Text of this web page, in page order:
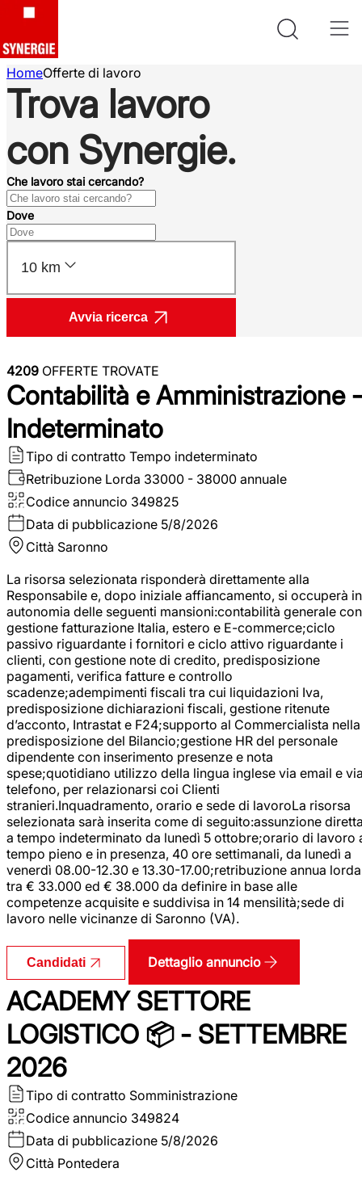
HomeOfferte di lavoro
Trova lavoro
con Synergie.
Che lavoro stai cercando?
Dove
10 km
Avvia ricerca
4209 OFFERTE TROVATE
Contabilità e Amministrazione -
Indeterminato
Tipo di contratto Tempo indeterminato
Retribuzione Lorda 33000 - 38000 annuale
Codice annuncio 349825
Data di pubblicazione 5/8/2026
Città Saronno
La risorsa selezionata risponderà direttamente alla
Responsabile e, dopo iniziale affiancamento, si occuperà in
autonomia delle seguenti mansioni:contabilità generale con
gestione fatturazione Italia, estero e E-commerce;ciclo
passivo riguardante i fornitori e ciclo attivo riguardante i
clienti, con gestione note di credito, predisposizione
pagamenti, verifica fatture e controllo
scadenze;adempimenti fiscali tra cui liquidazioni Iva,
predisposizione dichiarazioni fiscali, gestione ritenute
d’acconto, Intrastat e F24;supporto al Commercialista nella
predisposizione del Bilancio;gestione HR del personale
dipendente con inserimento presenze e nota
spese;quotidiano utilizzo della lingua inglese via email e
telefono, per relazionarsi coi Clienti
stranieri.Inquadramento, orario e sede di lavoroLa risorsa
selezionata sarà inserita come di seguito:assunzione
a tempo indeterminato da lunedì 5 ottobre;orario di lavoro
tempo pieno e in presenza, 40 ore settimanali, da lunedì a
venerdì 08.00-12.30 e 13.30-17.00;retribuzione annua lorda
tra € 33.000 ed € 38.000 da definire in base alle
competenze acquisite e suddivisa in 14 mensilità;sede di
lavoro nelle vicinanze di Saronno (VA).
Candidati Dettaglio annuncio
ACADEMY SETTORE
LOGISTICO 📦 - SETTEMBRE
2026
Tipo di contratto Somministrazione
Codice annuncio 349824
Data di pubblicazione 5/8/2026
Città Pontedera